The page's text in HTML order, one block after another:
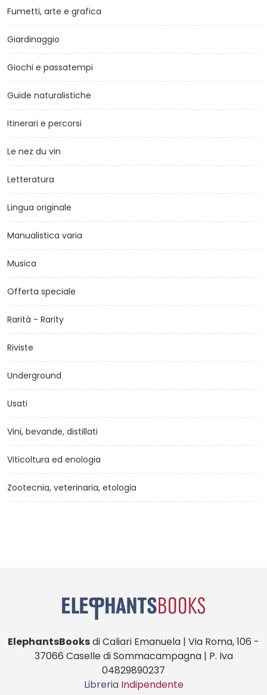
Fumetti, arte e grafica
Giardinaggio
Giochi e passatempi
Guide naturalistiche
Itinerari e percorsi
Le nez du vin
Letteratura
Lingua originale
Manualistica varia
Musica
Offerta speciale
Rarità - Rarity
Riviste
Underground
Usati
Vini, bevande, distillati
Viticoltura ed enologia
Zootecnia, veterinaria, etologia
ElephantsBooksdi Caliari Emanuela | Via Roma, 106 -
37066 Caselle di Sommacampagna | P. Iva
04829890237
Libreria Indipendente